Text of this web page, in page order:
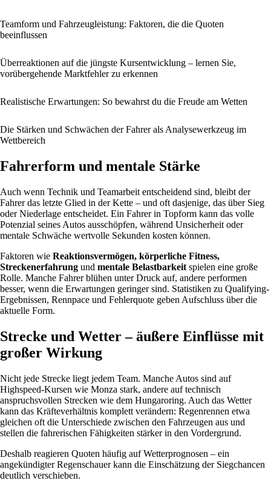
Teamform und Fahrzeugleistung: Faktoren, die die Quoten
beeinflussen
Überreaktionen auf die jüngste Kursentwicklung – lernen Sie,
vorübergehende Marktfehler zu erkennen
Realistische Erwartungen: So bewahrst du die Freude am Wetten
Die Stärken und Schwächen der Fahrer als Analysewerkzeug im
Wettbereich
Fahrerform und mentale Stärke
Auch wenn Technik und Teamarbeit entscheidend sind, bleibt der
Fahrer das letzte Glied in der Kette – und oft dasjenige, das über Sieg
oder Niederlage entscheidet. Ein Fahrer in Topform kann das volle
Potenzial seines Autos ausschöpfen, während Unsicherheit oder
mentale Schwäche wertvolle Sekunden kosten können.
Faktoren wie Reaktionsvermögen, körperliche Fitness,
Streckenerfahrung und mentale Belastbarkeit spielen eine große
Rolle. Manche Fahrer blühen unter Druck auf, andere performen
besser, wenn die Erwartungen geringer sind. Statistiken zu Qualifying-
Ergebnissen, Rennpace und Fehlerquote geben Aufschluss über die
aktuelle Form.
Strecke und Wetter – äußere Einflüsse mit
großer Wirkung
Nicht jede Strecke liegt jedem Team. Manche Autos sind auf
Highspeed-Kursen wie Monza stark, andere auf technisch
anspruchsvollen Strecken wie dem Hungaroring. Auch das Wetter
kann das Kräfteverhältnis komplett verändern: Regenrennen etwa
gleichen oft die Unterschiede zwischen den Fahrzeugen aus und
stellen die fahrerischen Fähigkeiten stärker in den Vordergrund.
Deshalb reagieren Quoten häufig auf Wetterprognosen – ein
angekündigter Regenschauer kann die Einschätzung der Siegchancen
deutlich verschieben.